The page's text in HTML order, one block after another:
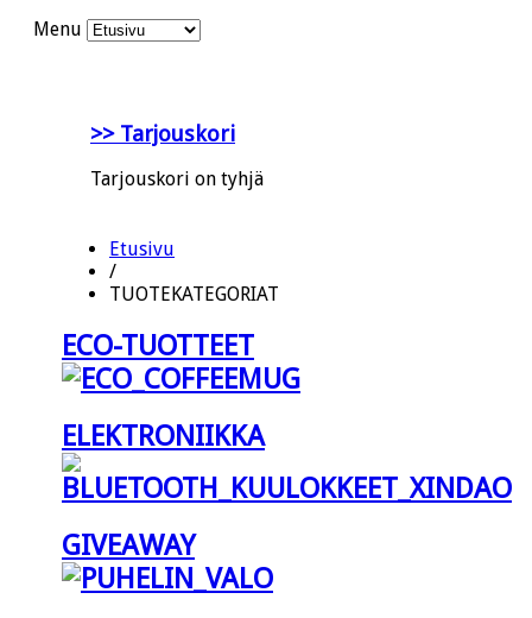
Menu
>> Tarjouskori
Tarjouskori on tyhjä
Etusivu
/
TUOTEKATEGORIAT
ECO-TUOTTEET
ELEKTRONIIKKA
GIVEAWAY